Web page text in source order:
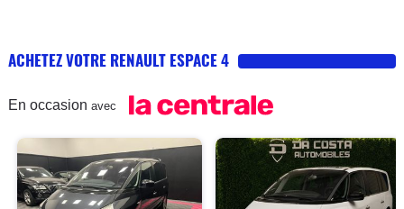
ACHETEZ VOTRE RENAULT ESPACE 4
En occasion avec